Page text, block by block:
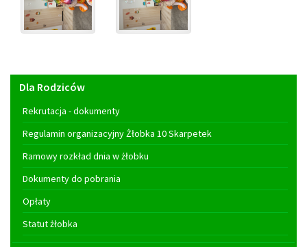
Menu
główne
Dla Rodziców
Rekrutacja - dokumenty
Regulamin organizacyjny Żłobka 10 Skarpetek
Ramowy rozkład dnia w żłobku
Dokumenty do pobrania
Opłaty
Statut żłobka